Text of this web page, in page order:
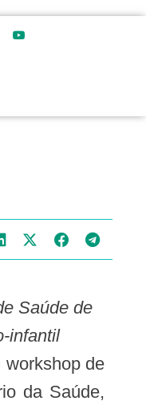
Saúde de
infantil
workshop de
da Saúde,